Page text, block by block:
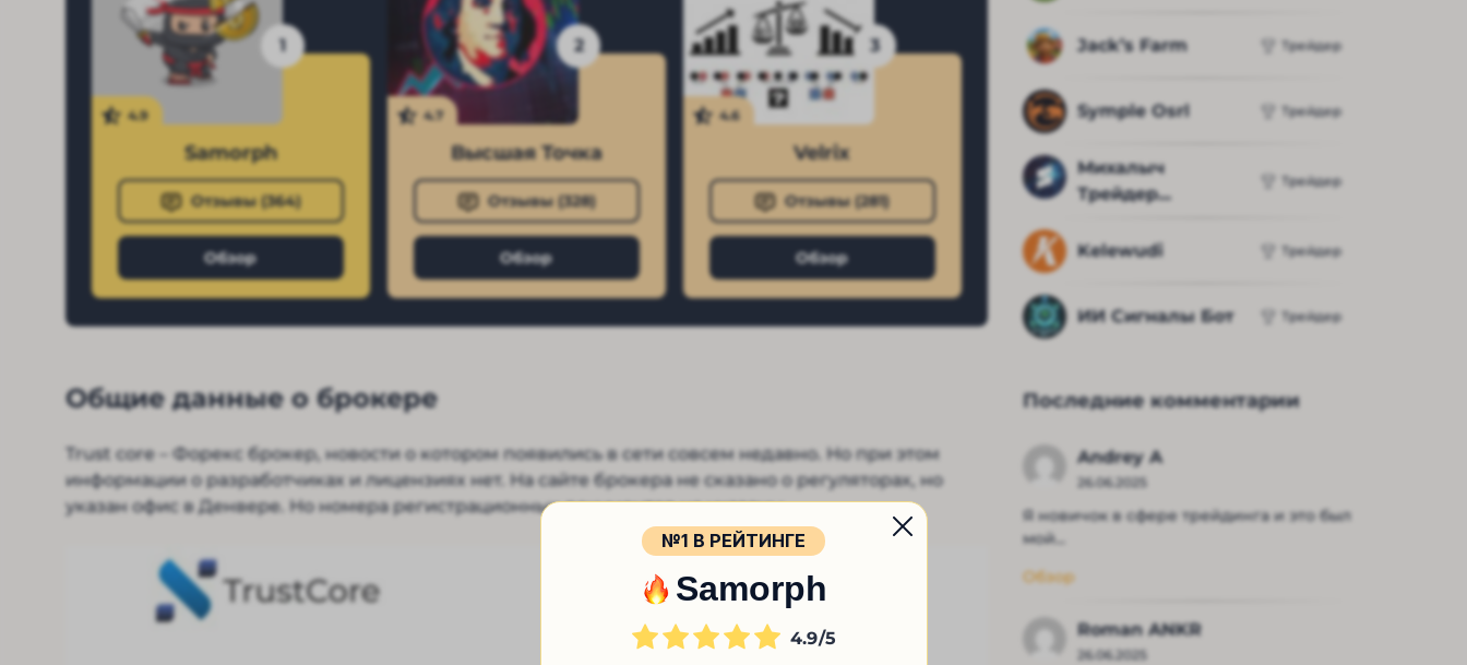
1
4.9
Samorph
Отзывы (364)
Обзор
2
4.7
Высшая Точка
Отзывы (328)
Обзор
3
4.6
Velrix
Отзывы (281)
Обзор
Общие данные о брокере
Trust core – Форекс брокер, новости о котором появились в сети совсем недавно. Но при этом
информации о разработчиках и лицензиях нет. На сайте брокера не сказано о регуляторах, но
указан офис в Денвере. Но номера регистрационных документов не указаны.
Jack’s Farm Трейдер
Symple Osrl Трейдер
Михалыч
Трейдер...
Трейдер
Kelewudi Трейдер
ИИ Сигналы Бот Трейдер
Последние комментарии
Andrey A
26.06.2025
Я новичок в сфере трейдинга и это был
мой...
Обзор
Roman ANKR
26.06.2025
№1 В РЕЙТИНГЕ
Samorph
4.9